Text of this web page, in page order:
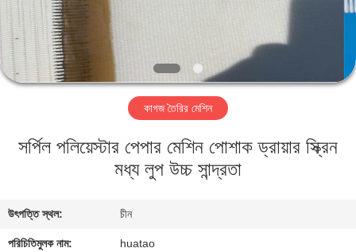
আমাদের
সম্পর্কে
কারখানা
কাগজ তৈরির মেশিন
সর্পিল পলিয়েস্টার পেপার মেশিন পোশাক ড্রায়ার স্ক্রিন
মধ্য লুপ উচ্চ সান্দ্রতা
উৎপত্তি স্থল: চীন
পরিচিতিমুলক নাম: huatao